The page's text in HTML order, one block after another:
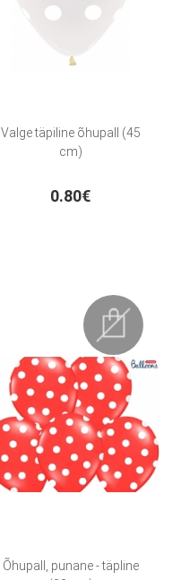
Valge täpiline õhupall (45
cm)
0.80€
Õhupall, punane - täpline